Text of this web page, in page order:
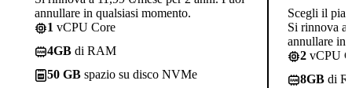
annullare in qualsiasi momento.
1 vCPU Core
4GB di RAM
50 GB spazio su disco NVMe
Scegli il
Si rinnova a
annullare in
2 vCPU
8GB di